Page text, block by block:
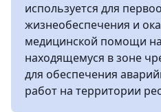
используется для
жизнеобеспечения и
медицинской помощи
находящемуся в зоне
для обеспечения
работ на территории